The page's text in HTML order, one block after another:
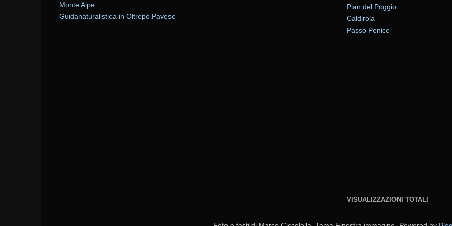
Monte Alpe
Guidanaturalistica in Oltrepò Pavese
Pian del Poggio
Caldirola
Passo Penice
VISUALIZZAZIONI TOTALI